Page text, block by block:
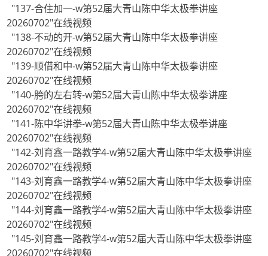
"137-合住加一-w第52届大青山陈中华太极拳讲座
20260702"在线视频
"138-不动的开-w第52届大青山陈中华太极拳讲座
20260702"在线视频
"139-顺借和中-w第52届大青山陈中华太极拳讲座
20260702"在线视频
"140-胯的左右转-w第52届大青山陈中华太极拳讲座
20260702"在线视频
"141-陈中华讲拳-w第52届大青山陈中华太极拳讲座
20260702"在线视频
"142-刘育鑫一路教学4-w第52届大青山陈中华太极拳讲座
20260702"在线视频
"143-刘育鑫一路教学4-w第52届大青山陈中华太极拳讲座
20260702"在线视频
"144-刘育鑫一路教学4-w第52届大青山陈中华太极拳讲座
20260702"在线视频
"145-刘育鑫一路教学4-w第52届大青山陈中华太极拳讲座
20260702"在线视频